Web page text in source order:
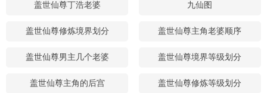
盖世仙尊丁浩老婆 九仙图
盖世仙尊修炼境界划分 盖世仙尊主角老婆顺序
盖世仙尊男主几个老婆 盖世仙尊境界等级划分
盖世仙尊主角的后宫 盖世仙尊修炼等级划分